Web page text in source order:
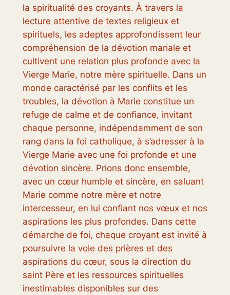
la spiritualité des croyants. À travers la
lecture attentive de textes religieux et
spirituels, les adeptes approfondissent leur
compréhension de la dévotion mariale et
cultivent une relation plus profonde avec la
Vierge Marie, notre mère spirituelle. Dans un
monde caractérisé par les conflits et les
troubles, la dévotion à Marie constitue un
refuge de calme et de confiance, invitant
chaque personne, indépendamment de son
rang dans la foi catholique, à s’adresser à la
Vierge Marie avec une foi profonde et une
dévotion sincère. Prions donc ensemble,
avec un cœur humble et sincère, en saluant
Marie comme notre mère et notre
intercesseur, en lui confiant nos vœux et nos
aspirations les plus profondes. Dans cette
démarche de foi, chaque croyant est invité à
poursuivre la voie des prières et des
aspirations du cœur, sous la direction du
saint Père et les ressources spirituelles
inestimables disponibles sur des